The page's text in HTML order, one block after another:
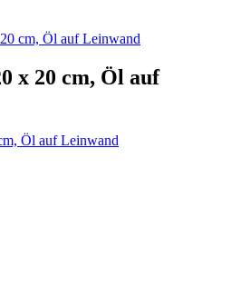
cm, Öl auf Leinwand
x 20 cm, Öl auf